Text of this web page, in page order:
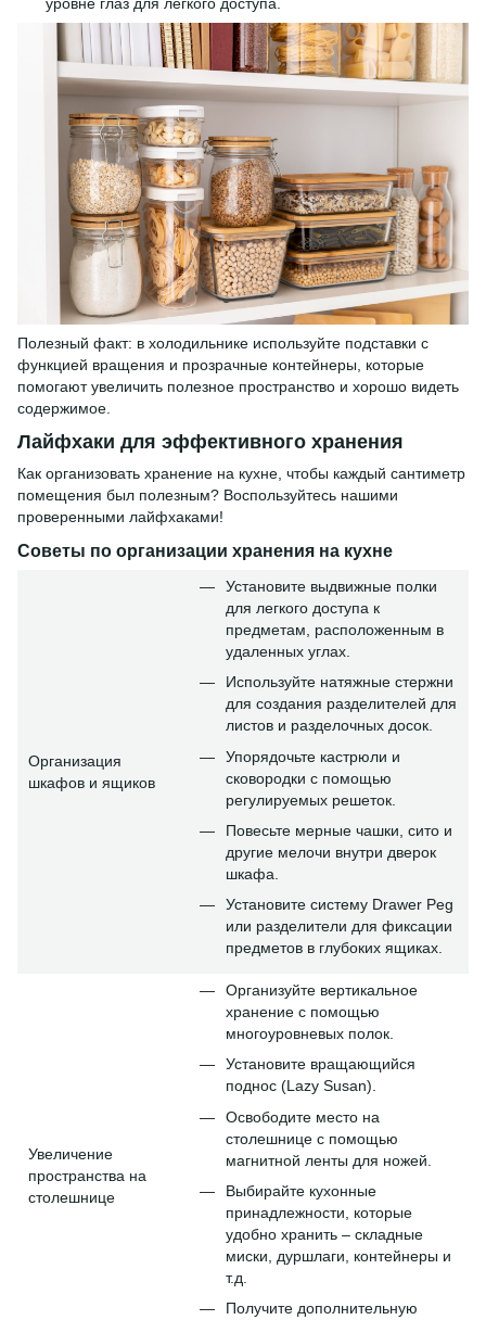
Полезный факт: в холодильнике используйте подставки с
функцией вращения и прозрачные контейнеры, которые
помогают увеличить полезное пространство и хорошо видеть
содержимое.
Лайфхаки для эффективного хранения
Как организовать хранение на кухне, чтобы каждый сантиметр
помещения был полезным? Воспользуйтесь нашими
проверенными лайфхаками!
Советы по организации хранения на кухне
Организация
шкафов и ящиков
Установите выдвижные полки
для легкого доступа к
предметам, расположенным в
удаленных углах.
Используйте натяжные стержни
для создания разделителей для
листов и разделочных досок.
Упорядочьте кастрюли и
сковородки с помощью
регулируемых решеток.
Повесьте мерные чашки, сито и
другие мелочи внутри дверок
шкафа.
Установите систему Drawer Peg
или разделители для фиксации
предметов в глубоких ящиках.
Увеличение
пространства на
столешнице
Организуйте вертикальное
хранение с помощью
многоуровневых полок.
Установите вращающийся
поднос (Lazy Susan).
Освободите место на
столешнице с помощью
магнитной ленты для ножей.
Выбирайте кухонные
принадлежности, которые
удобно хранить – складные
миски, дуршлаги, контейнеры и
т.д.
Получите дополнительную